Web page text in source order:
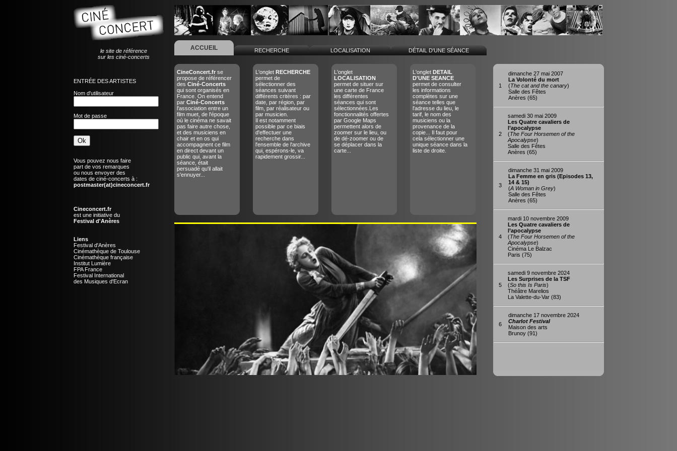
le site de référence
sur les ciné-concerts
ENTRÉE DES ARTISTES
Nom d'utilisateur
Mot de passe
Vous pouvez nous faire
part de vos remarques
ou nous envoyer des
dates de ciné-concerts à :
postmaster(at)cineconcert.fr
Cineconcert.fr
est une initiative du
Festival d'Anères
Liens
Festival d'Anères
Cinémathèque de Toulouse
Cinémathèque française
Institut Lumière
FPA France
Festival International
des Musiques d'Ecran
ACCUEIL RECHERCHE LOCALISATION DÉTAIL D'UNE SÉANCE
CineConcert.frse
propose de référencer
des Ciné-Concerts
qui sont organisés en
France. On entend
par Ciné-Concerts
l'association entre un
film muet, de l'époque
où le cinéma ne savait
pas faire autre chose,
et des musiciens en
chair et en os qui
accompagnent ce film
en direct devant un
public qui, avant la
séance, était
persuadé qu'il allait
s'ennuyer...
L'onglet RECHERCHE
permet de
sélectionner des
séances suivant
différents critères : par
date, par région, par
film, par réalisateur ou
par musicien.
Il est notamment
possible par ce biais
d'effectuer une
recherche dans
l'ensemble de l'archive
qui, espérons-le, va
rapidement grossir...
L'onglet
LOCALISATION
permet de situer sur
une carte de France
les différentes
séances qui sont
sélectionnées.Les
fonctionnalités offertes
par Google Maps
permettent alors de
zoomer sur le lieu, ou
de dé-zoomer ou de
se déplacer dans la
carte...
L'onglet DETAIL
D'UNE SEANCE
permet de consulter
les informations
complètes sur une
séance telles que
l'adresse du lieu, le
tarif, le nom des
musiciens ou la
provenance de la
copie... Il faut pour
cela sélectionner une
unique séance dans la
liste de droite.
1
dimanche 27 mai 2007
La Volonté du mort
(The cat and the canary)
Salle des Fêtes
Anères (65)
2
samedi 30 mai 2009
Les Quatre cavaliers de
l’apocalypse
(The Four Horsemen of the
Apocalypse)
Salle des Fêtes
Anères (65)
3
dimanche 31 mai 2009
La Femme en gris (Episodes 13,
14 & 15)
(A Woman in Grey)
Salle des Fêtes
Anères (65)
4
mardi 10 novembre 2009
Les Quatre cavaliers de
l’apocalypse
(The Four Horsemen of the
Apocalypse)
Cinéma Le Balzac
Paris (75)
5
samedi 9 novembre 2024
Les Surprises de la TSF
(So this Is Paris)
Théâtre Marelios
La Valette-du-Var (83)
6
dimanche 17 novembre 2024
Charlot Festival
Maison des arts
Brunoy (91)